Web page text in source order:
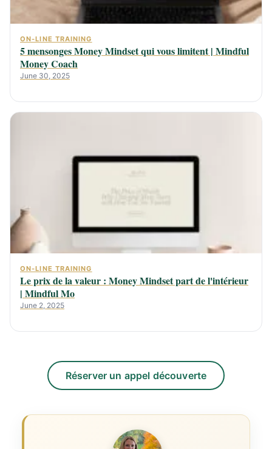
ON-LINE TRAINING
5 mensonges Money Mindset qui vous limitent | Mindful
Money Coach
June 30, 2025
ON-LINE TRAINING
Le prix de la valeur : Money Mindset part de l'intérieur
| Mindful Mo
June 2, 2025
Réserver un appel découverte